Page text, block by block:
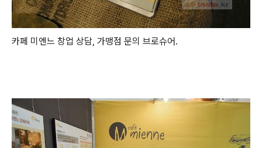
카페 미엔느 창업 상담, 가맹점 문의 브로슈어.